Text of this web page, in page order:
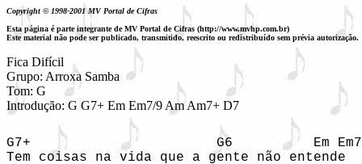
Copyright © 1998-2001 MV Portal de Cifras
Esta página é parte integrante de MV Portal de Cifras (http://www.mvhp.com.br)
Este material não pode ser publicado, transmitido, reescrito ou redistribuído sem prévia autorização.
Fica Difícil
Grupo: Arroxa Samba
Tom: G
Introdução: G G7+ Em Em7/9 Am Am7+ D7
G7+                       G6          Em Em7
Tem coisas na vida que a gente não entende